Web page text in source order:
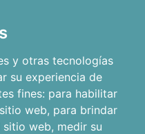
y otras tecnologías
su experiencia de
fines: para habilitar
web, para brindar
sitio web, medir su